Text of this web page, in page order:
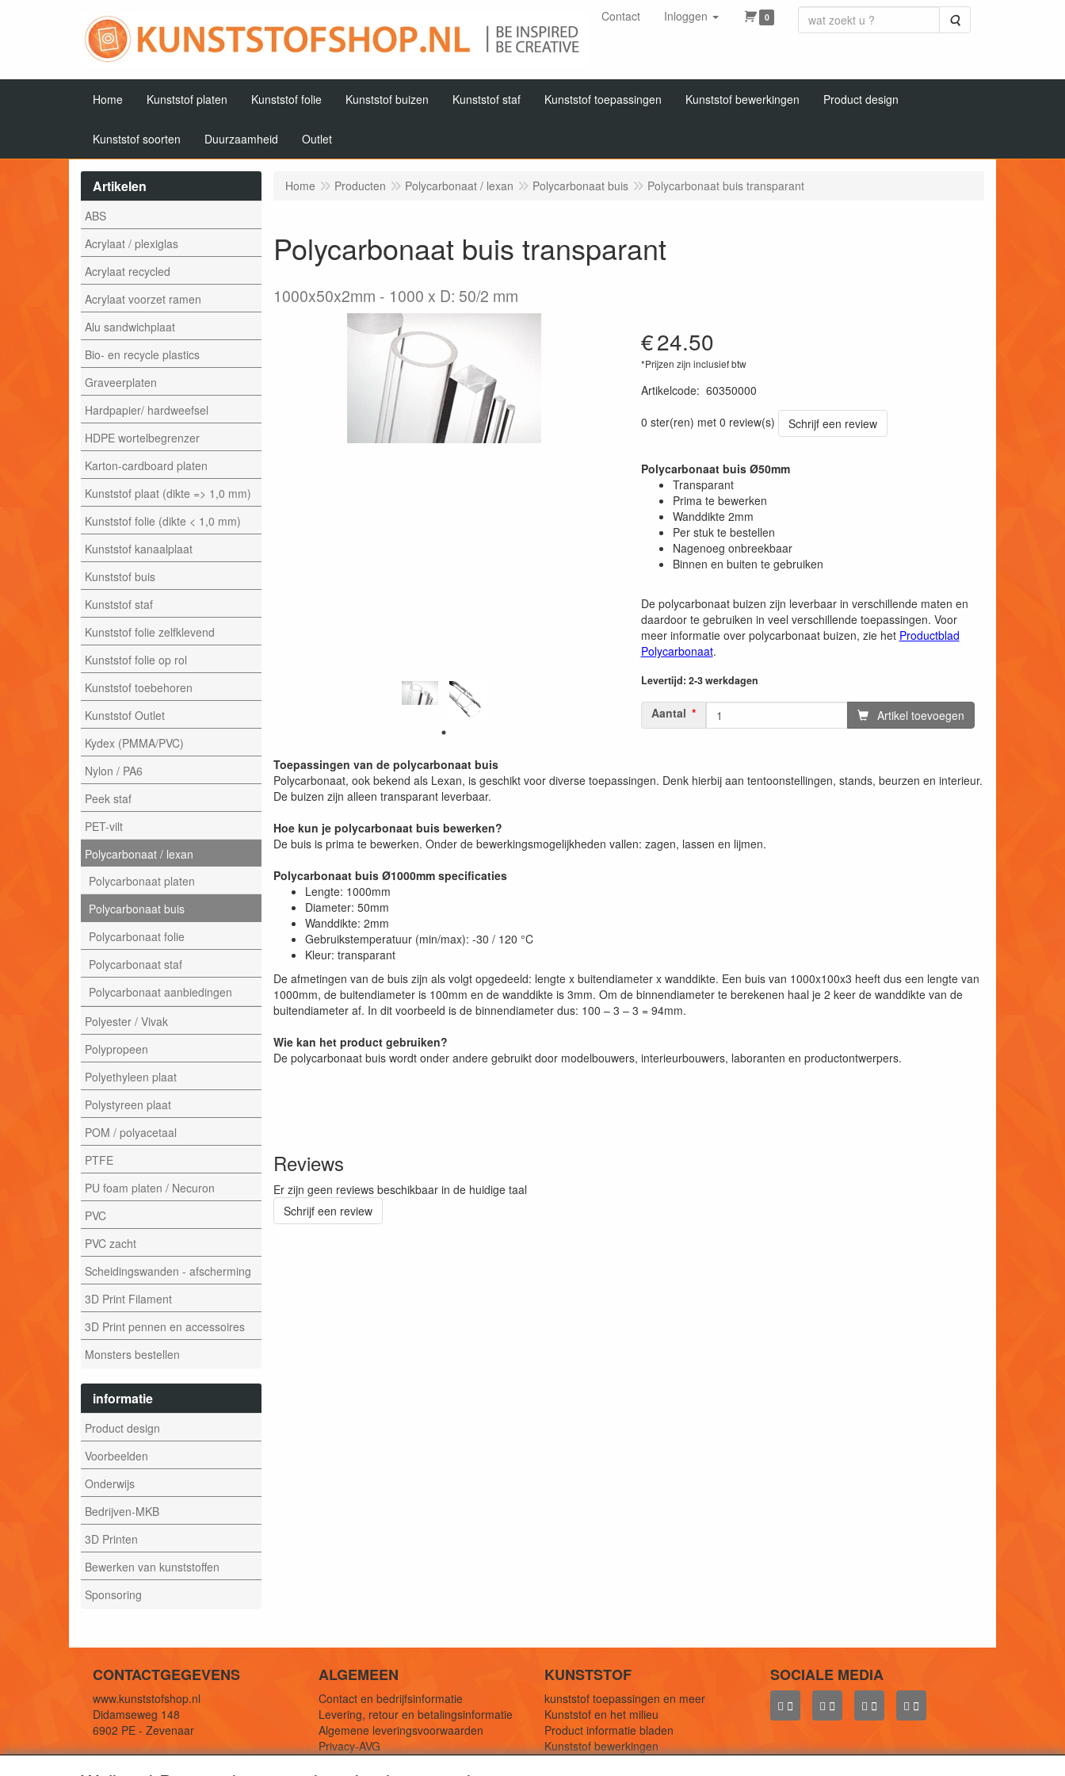
Contact Inloggen 0 Zoeken
Home Kunststof platen Kunststof folie Kunststof buizen Kunststof staf Kunststof toepassingen Kunststof bewerkingen Product design
Kunststof soorten Duurzaamheid Outlet
Artikelen
ABS
Acrylaat / plexiglas
Acrylaat recycled
Acrylaat voorzet ramen
Alu sandwichplaat
Bio- en recycle plastics
Graveerplaten
Hardpapier/ hardweefsel
HDPE wortelbegrenzer
Karton-cardboard platen
Kunststof plaat (dikte => 1,0 mm)
Kunststof folie (dikte < 1,0 mm)
Kunststof kanaalplaat
Kunststof buis
Kunststof staf
Kunststof folie zelfklevend
Kunststof folie op rol
Kunststof toebehoren
Kunststof Outlet
Kydex (PMMA/PVC)
Nylon / PA6
Peek staf
PET-vilt
Polycarbonaat / lexan
Polycarbonaat platen
Polycarbonaat buis
Polycarbonaat folie
Polycarbonaat staf
Polycarbonaat aanbiedingen
Polyester / Vivak
Polypropeen
Polyethyleen plaat
Polystyreen plaat
POM / polyacetaal
PTFE
PU foam platen / Necuron
PVC
PVC zacht
Scheidingswanden - afscherming
3D Print Filament
3D Print pennen en accessoires
Monsters bestellen
informatie
Product design
Voorbeelden
Onderwijs
Bedrijven-MKB
3D Printen
Bewerken van kunststoffen
Sponsoring
Home Producten Polycarbonaat / lexan Polycarbonaat buis Polycarbonaat buis transparant
Polycarbonaat buis transparant
1000x50x2mm 1000 x D: 50/2 mm
€24.50
*Prijzen zijn inclusief btw
Artikelcode: 60350000
0 ster(ren) met 0 review(s)
Schrijf een review
Polycarbonaat buis Ø50mm
Transparant
Prima te bewerken
Wanddikte 2mm
Per stuk te bestellen
Nagenoeg onbreekbaar
Binnen en buiten te gebruiken
De polycarbonaat buizen zijn leverbaar in verschillende maten en
daardoor te gebruiken in veel verschillende toepassingen. Voor
meer informatie over polycarbonaat buizen, zie het Productblad
Polycarbonaat.
Levertijd: 2-3 werkdagen
Aantal Artikel toevoegen
Toepassingen van de polycarbonaat buis
Polycarbonaat, ook bekend als Lexan, is geschikt voor diverse toepassingen. Denk hierbij aan tentoonstellingen, stands, beurzen en interieur.
De buizen zijn alleen transparant leverbaar.
Hoe kun je polycarbonaat buis bewerken?
De buis is prima te bewerken. Onder de bewerkingsmogelijkheden vallen: zagen, lassen en lijmen.
Polycarbonaat buis Ø1000mm specificaties
Lengte: 1000mm
Diameter: 50mm
Wanddikte: 2mm
Gebruikstemperatuur (min/max): -30 / 120 °C
Kleur: transparant
De afmetingen van de buis zijn als volgt opgedeeld: lengte x buitendiameter x wanddikte. Een buis van 1000x100x3 heeft dus een lengte van
1000mm, de buitendiameter is 100mm en de wanddikte is 3mm. Om de binnendiameter te berekenen haal je 2 keer de wanddikte van de
buitendiameter af. In dit voorbeeld is de binnendiameter dus: 100 – 3 – 3 = 94mm.
Wie kan het product gebruiken?
De polycarbonaat buis wordt onder andere gebruikt door modelbouwers, interieurbouwers, laboranten en productontwerpers.
Reviews
Er zijn geen reviews beschikbaar in de huidige taal
Schrijf een review
CONTACTGEGEVENS
www.kunststofshop.nl
Didamseweg 148
6902 PE - Zevenaar
ALGEMEEN
Contact en bedrijfsinformatie
Levering, retour en betalingsinformatie
Algemene leveringsvoorwaarden
Privacy-AVG
KUNSTSTOF
kunststof toepassingen en meer
Kunststof en het milieu
Product informatie bladen
Kunststof bewerkingen
SOCIALE MEDIA